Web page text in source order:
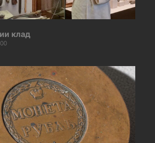
клад